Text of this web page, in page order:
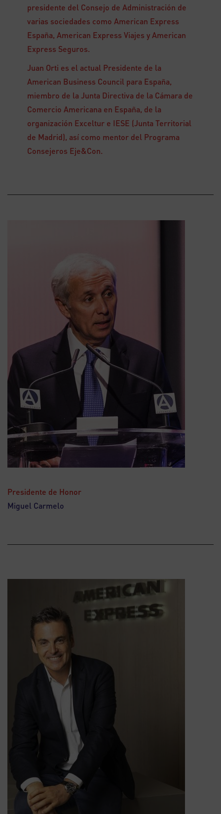
presidente del Consejo de Administración de
varias sociedades como American Express
España, American Express Viajes y American
Express Seguros.
Juan Orti es el actual Presidente de la
American Business Council para España,
miembro de la Junta Directiva de la Cámara de
Comercio Americana en España, de la
organización Exceltur e IESE (Junta Territorial
de Madrid), así como mentor del Programa
Consejeros Eje&Con.
Presidente de Honor
Miguel Carmelo